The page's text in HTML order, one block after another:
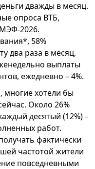
дважды в месяц.
опроса ВТБ,
2026.
58%
два раза в месяц,
выплаты
ежедневно – 4%.
многие хотели бы
Около 26%
десятый (12%) –
работ.
фактически
частотой жители
повседневными